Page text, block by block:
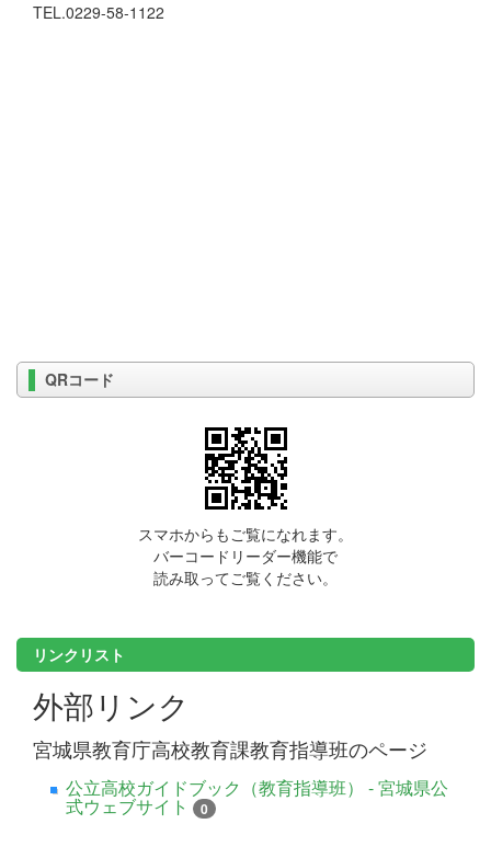
TEL.0229-58-1122
QRコード
スマホからもご覧になれます。
バーコードリーダー機能で
読み取ってご覧ください。
リンクリスト
外部リンク
宮城県教育庁高校教育課教育指導班のページ
公立高校ガイドブック（教育指導班） - 宮城県公
式ウェブサイト 0